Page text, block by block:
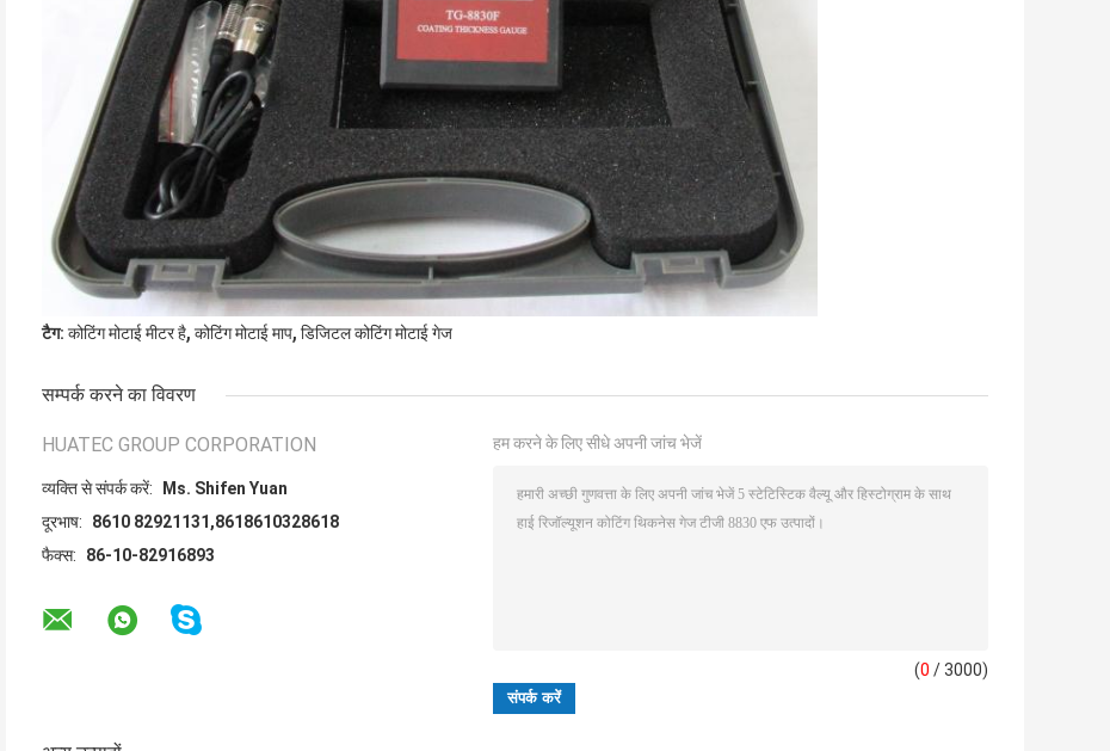
टैग: कोटिंग मोटाई मीटर है, कोटिंग मोटाई माप, डिजिटल कोटिंग मोटाई गेज
सम्पर्क करने का विवरण
HUATEC GROUP CORPORATION
व्यक्ति से संपर्क करें:
Ms. Shifen Yuan
दूरभाष:
8610 82921131,8618610328618
फैक्स:
86-10-82916893
हम करने के लिए सीधे अपनी जांच भेजें
(0 / 3000)